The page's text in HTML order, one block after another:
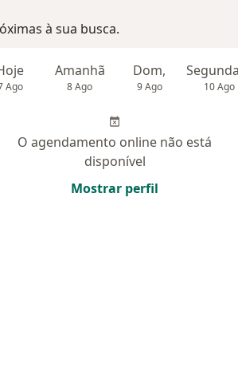
à sua busca.
Ago
Amanhã
8 Ago
Dom,
9 Ago 10 Ago
O agendamento online não está
disponível
Mostrar perfil